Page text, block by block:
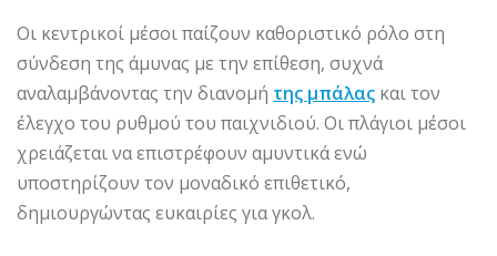
Οι κεντρικοί μέσοι παίζουν καθοριστικό ρόλο στη
σύνδεση της άμυνας με την επίθεση, συχνά
αναλαμβάνοντας την διανομή της μπάλας και τον
έλεγχο του ρυθμού του παιχνιδιού. Οι πλάγιοι μέσοι
χρειάζεται να επιστρέφουν αμυντικά ενώ
υποστηρίζουν τον μοναδικό επιθετικό,
δημιουργώντας ευκαιρίες για γκολ.